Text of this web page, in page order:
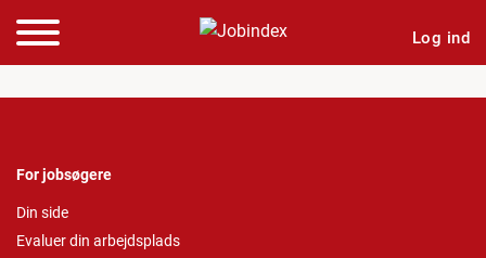
Log ind
For jobsøgere
Din side
Evaluer din arbejdsplads